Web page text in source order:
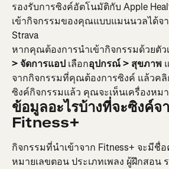
รองรับการซิงค์อัตโนมัติกับ Apple
เข้ากิจกรรมของคุณแบบแมนนวลได้จ
Strava
หากคุณต้องการนำเข้ากิจกรรมด้วยตัว
> จัดการแอป เลือกอุปกรณ์ > สุขภาพ
จากกิจกรรมที่คุณต้องการซิงค์ แล้วคลิ
ซิงค์กิจกรรมแล้ว คุณจะเห็นเครื่องหม
ข้อมูลอะไรบ้างที่จะซิงค์
Fitness+
กิจกรรมที่นำเข้าจาก Fitness+ จะมีชื่
หมายเลขตอน ประเภทเพลง ผู้ฝึกสอน